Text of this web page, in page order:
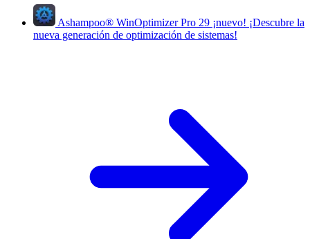
Ashampoo® WinOptimizer Pro 29 ¡nuevo! ¡Descubre la
nueva generación de optimización de sistemas!